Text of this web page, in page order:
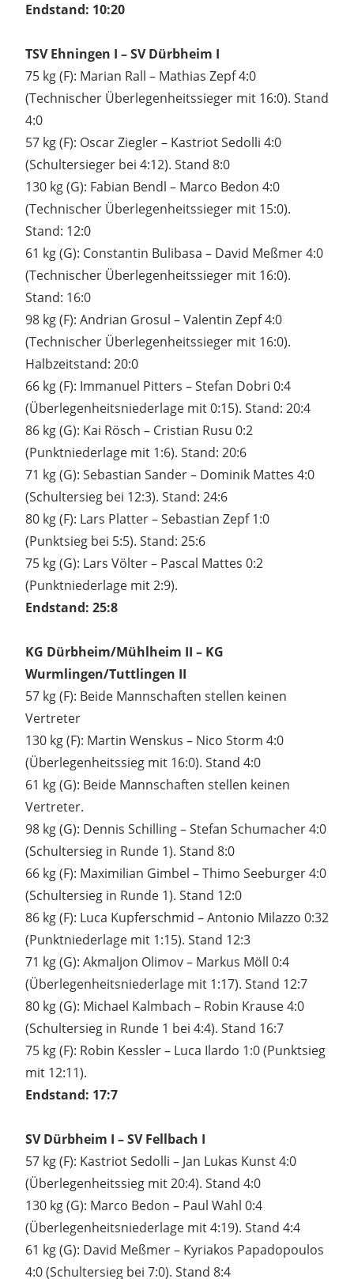
Endstand: 10:20
TSV Ehningen I – SV Dürbheim I
75 kg (F): Marian Rall – Mathias Zepf 4:0
(Technischer Überlegenheitssieger mit 16:0). Stand
4:0
57 kg (F): Oscar Ziegler – Kastriot Sedolli 4:0
(Schultersieger bei 4:12). Stand 8:0
130 kg (G): Fabian Bendl – Marco Bedon 4:0
(Technischer Überlegenheitssieger mit 15:0).
Stand: 12:0
61 kg (G): Constantin Bulibasa – David Meßmer 4:0
(Technischer Überlegenheitssieger mit 16:0).
Stand: 16:0
98 kg (F): Andrian Grosul – Valentin Zepf 4:0
(Technischer Überlegenheitssieger mit 16:0).
Halbzeitstand: 20:0
66 kg (F): Immanuel Pitters – Stefan Dobri 0:4
(Überlegenheitsniederlage mit 0:15). Stand: 20:4
86 kg (G): Kai Rösch – Cristian Rusu 0:2
(Punktniederlage mit 1:6). Stand: 20:6
71 kg (G): Sebastian Sander – Dominik Mattes 4:0
(Schultersieg bei 12:3). Stand: 24:6
80 kg (F): Lars Platter – Sebastian Zepf 1:0
(Punktsieg bei 5:5). Stand: 25:6
75 kg (G): Lars Völter – Pascal Mattes 0:2
(Punktniederlage mit 2:9).
Endstand: 25:8
KG Dürbheim/Mühlheim II – KG
Wurmlingen/Tuttlingen II
57 kg (F): Beide Mannschaften stellen keinen
Vertreter
130 kg (F): Martin Wenskus – Nico Storm 4:0
(Überlegenheitssieg mit 16:0). Stand 4:0
61 kg (G): Beide Mannschaften stellen keinen
Vertreter.
98 kg (G): Dennis Schilling – Stefan Schumacher 4:0
(Schultersieg in Runde 1). Stand 8:0
66 kg (F): Maximilian Gimbel – Thimo Seeburger 4:0
(Schultersieg in Runde 1). Stand 12:0
86 kg (F): Luca Kupferschmid – Antonio Milazzo 0:32
(Punktniederlage mit 1:15). Stand 12:3
71 kg (G): Akmaljon Olimov – Markus Möll 0:4
(Überlegenheitsniederlage mit 1:17). Stand 12:7
80 kg (G): Michael Kalmbach – Robin Krause 4:0
(Schultersieg in Runde 1 bei 4:4). Stand 16:7
75 kg (F): Robin Kessler – Luca Ilardo 1:0 (Punktsieg
mit 12:11).
Endstand: 17:7
SV Dürbheim I – SV Fellbach I
57 kg (F): Kastriot Sedolli – Jan Lukas Kunst 4:0
(Überlegenheitssieg mit 20:4). Stand 4:0
130 kg (G): Marco Bedon – Paul Wahl 0:4
(Überlegenheitsniederlage mit 4:19). Stand 4:4
61 kg (G): David Meßmer – Kyriakos Papadopoulos
4:0 (Schultersieg bei 7:0). Stand 8:4